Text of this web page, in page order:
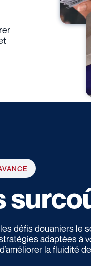
défis douaniers le
adaptées à
la fluidité